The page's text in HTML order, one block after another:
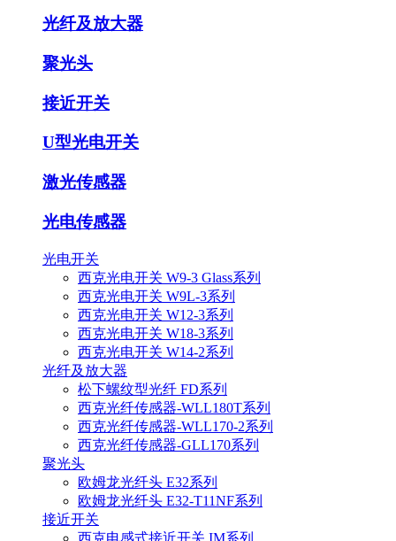
光纤及放大器
聚光头
接近开关
U型光电开关
激光传感器
光电传感器
光电开关
西克光电开关 W9-3 Glass系列
西克光电开关 W9L-3系列
西克光电开关 W12-3系列
西克光电开关 W18-3系列
西克光电开关 W14-2系列
光纤及放大器
松下螺纹型光纤 FD系列
西克光纤传感器-WLL180T系列
西克光纤传感器-WLL170-2系列
西克光纤传感器-GLL170系列
聚光头
欧姆龙光纤头 E32系列
欧姆龙光纤头 E32-T11NF系列
接近开关
西克电感式接近开关 IM系列